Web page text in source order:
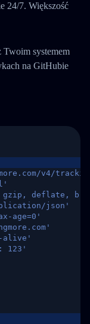
24/7. Większość
Twoim systemem
na GitHubie
v4/trackings/
gzip, deflate,
json'
age=0'
alive'
123'